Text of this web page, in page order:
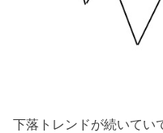
下落トレンドが続いてい